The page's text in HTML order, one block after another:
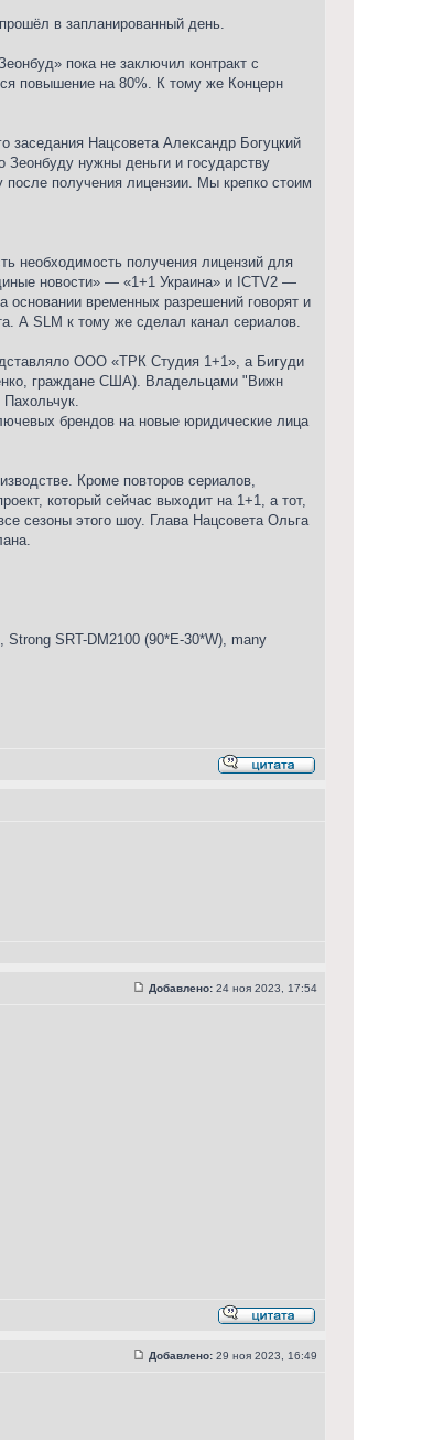
в запланированный день.
пока не заключил контракт с
повышение на 80%. К тому же Концерн
заседания Нацсовета Александр Богуцкий
Зеонбуду нужны деньги и государству
получения лицензии. Мы крепко стоим
необходимость получения лицензий для
новости» — «1+1 Украина» и ICTV2 —
основании временных разрешений говорят и
А SLM к тому же сделал канал сериалов.
ООО «ТРК Студия 1+1», а Бигуди
граждане США). Владельцами "Вижн
брендов на новые юридические лица
Кроме повторов сериалов,
который сейчас выходит на 1+1, а тот,
сезоны этого шоу. Глава Нацсовета Ольга
SRT-DM2100 (90*E-30*W), many
Добавлено: 24 ноя 2023, 17:54
Добавлено: 29 ноя 2023, 16:49